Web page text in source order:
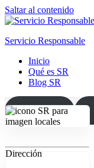
Saltar al contenido
Servicio Responsable
Inicio
Qué es SR
Blog SR
MAP
Dirección